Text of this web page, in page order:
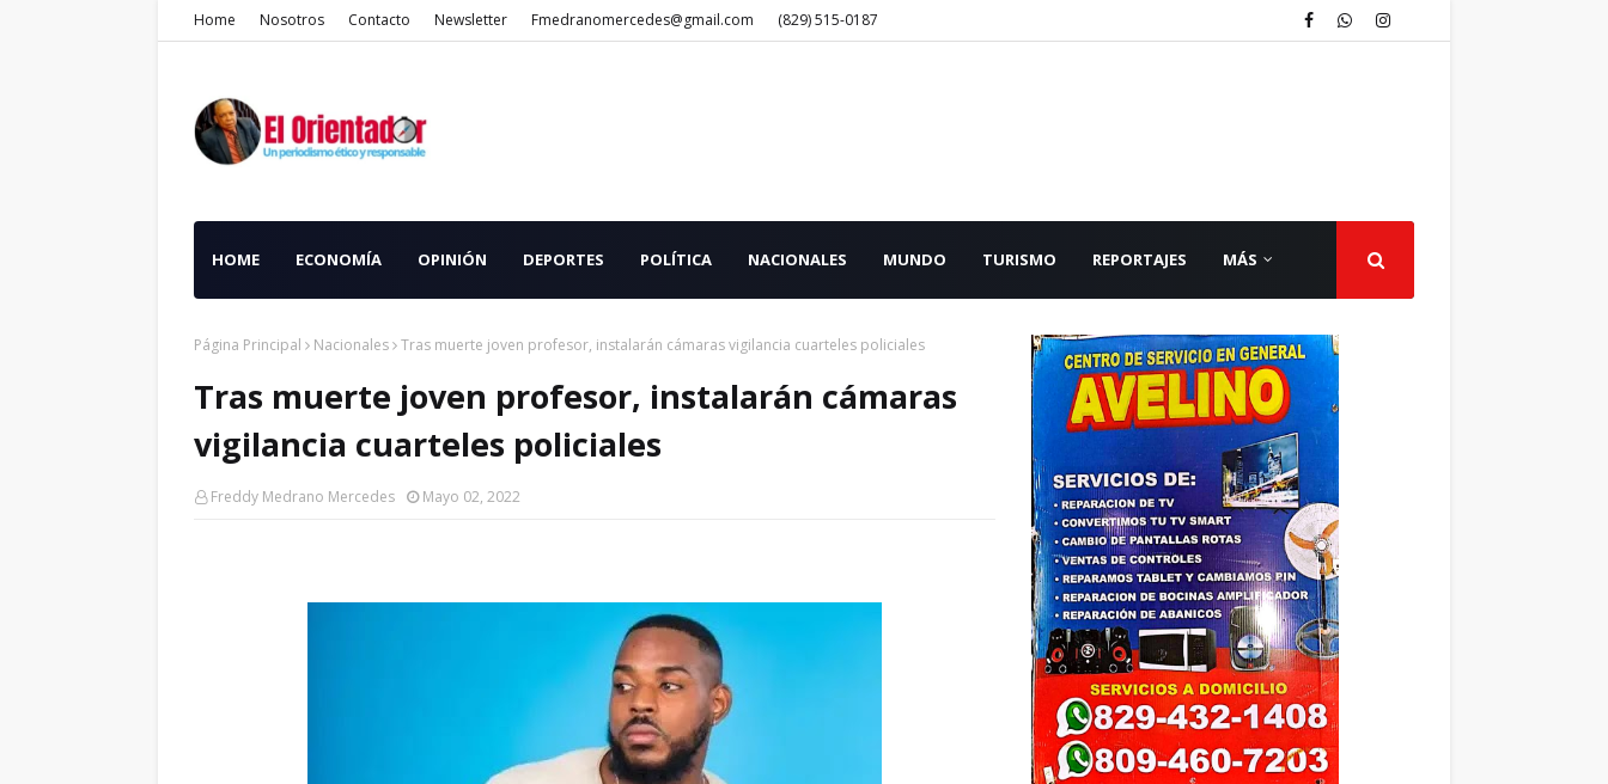
Home Nosotros Contacto Newsletter Fmedranomercedes@gmail.com (829) 515-0187
HOME ECONOMÍA OPINIÓN DEPORTES POLÍTICA NACIONALES MUNDO TURISMO REPORTAJES MÁS
Página Principal Nacionales Tras muerte joven profesor, instalarán cámaras vigilancia cuarteles policiales
Tras muerte joven profesor, instalarán cámaras
vigilancia cuarteles policiales
Freddy Medrano Mercedes Mayo 02, 2022